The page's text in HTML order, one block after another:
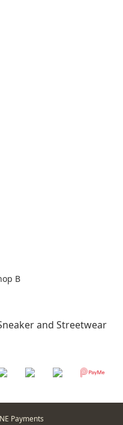
B
and Streetwear
Payments